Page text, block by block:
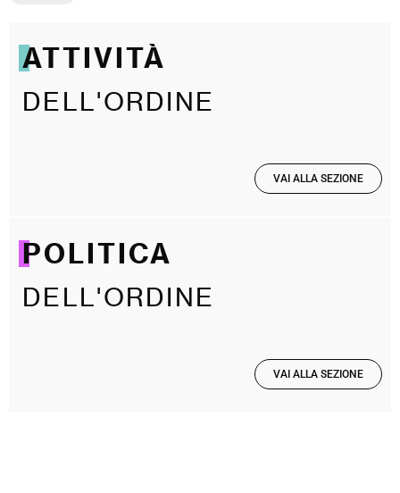
ATTIVITÀ
DELL'ORDINE
VAI ALLA SEZIONE
POLITICA
DELL'ORDINE
VAI ALLA SEZIONE